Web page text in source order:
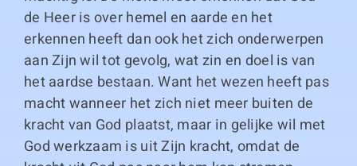
de Heer is over hemel en aarde en het
erkennen heeft dan ook het zich onderwerpen
aan Zijn wil tot gevolg, wat zin en doel is van
het aardse bestaan. Want het wezen heeft pas
macht wanneer het zich niet meer buiten de
kracht van God plaatst, maar in gelijke wil met
God werkzaam is uit Zijn kracht, omdat de